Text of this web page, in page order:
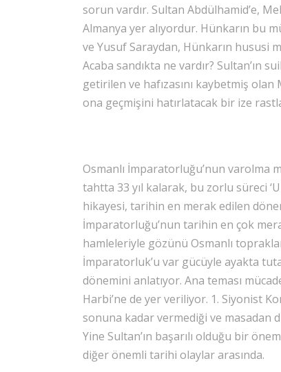
sorun vardır. Sultan Abdülhamid’e,
Almanya yer alıyordur. Hünkarın bu
ve Yusuf Saraydan, Hünkarın hususi
Acaba sandıkta ne vardır? Sultan’ın
getirilen ve hafızasını kaybetmiş
ona geçmişini hatırlatacak bir ize
Osmanlı İmparatorluğu’nun varolma
tahtta 33 yıl kalarak, bu zorlu süreci
hikayesi, tarihin en merak edilen
İmparatorluğu’nun tarihin en çok
hamleleriyle gözünü Osmanlı
İmparatorluk’u var gücüyle ayakta
dönemini anlatıyor. Ana teması
Harbi’ne de yer veriliyor. 1. Siyonist
sonuna kadar vermediği ve masadan
Yine Sultan’ın başarılı olduğu bir
diğer önemli tarihi olaylar arasında.